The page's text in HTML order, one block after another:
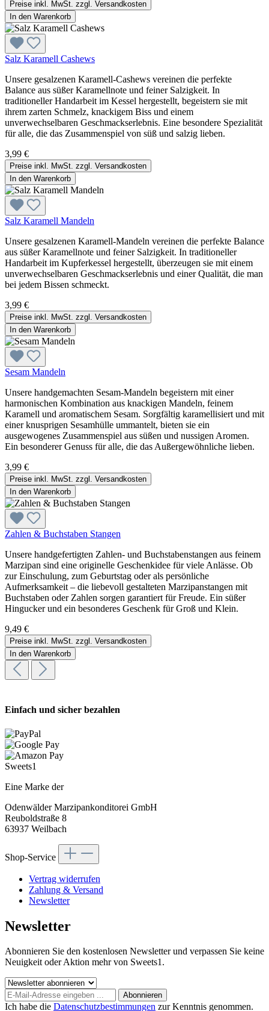
Preise inkl. MwSt. zzgl. Versandkosten
In den Warenkorb
Salz Karamell Cashews
Unsere gesalzenen Karamell-Cashews vereinen die perfekte
Balance aus süßer Karamellnote und feiner Salzigkeit. In
traditioneller Handarbeit im Kessel hergestellt, begeistern sie mit
ihrem zarten Schmelz, knackigem Biss und einem
unverwechselbaren Geschmackserlebnis. Eine besondere Spezialität
für alle, die das Zusammenspiel von süß und salzig lieben.
3,99 €
Preise inkl. MwSt. zzgl. Versandkosten
In den Warenkorb
Salz Karamell Mandeln
Unsere gesalzenen Karamell-Mandeln vereinen die perfekte Balance
aus süßer Karamellnote und feiner Salzigkeit. In traditioneller
Handarbeit im Kupferkessel hergestellt, überzeugen sie mit einem
unverwechselbaren Geschmackserlebnis und einer Qualität, die man
bei jedem Bissen schmeckt.
3,99 €
Preise inkl. MwSt. zzgl. Versandkosten
In den Warenkorb
Sesam Mandeln
Unsere handgemachten Sesam-Mandeln begeistern mit einer
harmonischen Kombination aus knackigen Mandeln, feinem
Karamell und aromatischem Sesam. Sorgfältig karamellisiert und mit
einer knusprigen Sesamhülle ummantelt, bieten sie ein
ausgewogenes Zusammenspiel aus süßen und nussigen Aromen.
Ein besonderer Genuss für alle, die das Außergewöhnliche lieben.
3,99 €
Preise inkl. MwSt. zzgl. Versandkosten
In den Warenkorb
Zahlen & Buchstaben Stangen
Unsere handgefertigten Zahlen- und Buchstabenstangen aus feinem
Marzipan sind eine originelle Geschenkidee für viele Anlässe. Ob
zur Einschulung, zum Geburtstag oder als persönliche
Aufmerksamkeit – die liebevoll gestalteten Marzipanstangen mit
Buchstaben oder Zahlen sorgen garantiert für Freude. Ein süßer
Hingucker und ein besonderes Geschenk für Groß und Klein.
9,49 €
Preise inkl. MwSt. zzgl. Versandkosten
In den Warenkorb
Einfach und sicher bezahlen
Sweets1
Eine Marke der
Odenwälder Marzipankonditorei GmbH
Reuboldstraße 8
63937 Weilbach
Shop-Service
Vertrag widerrufen
Zahlung & Versand
Newsletter
Newsletter
Abonnieren Sie den kostenlosen Newsletter und verpassen Sie keine
Neuigkeit oder Aktion mehr von Sweets1.
Abonnieren
Ich habe die Datenschutzbestimmungen zur Kenntnis genommen.